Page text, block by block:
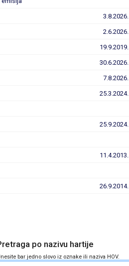
3.8.2026.
2.6.2026.
19.9.2019.
30.6.2026.
7.8.2026.
25.3.2024.
25.9.2024.
11.4.2013.
26.9.2014.
po nazivu hartije
bar jedno slovo iz oznake ili naziva HOV.